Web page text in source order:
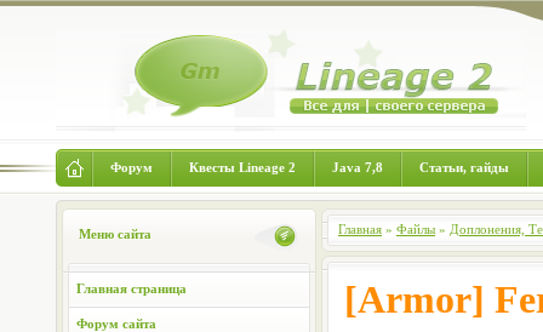
Форум Квесты Lineage 2 Java 7,8 Статьи, гайды
Меню сайта
Главная страница
Форум сайта
Главная » Файлы » Доплонения,
[Armor]